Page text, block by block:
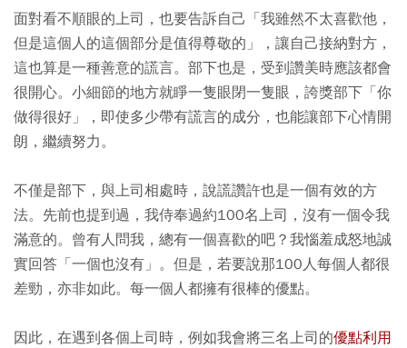
面對看不順眼的上司，也要告訴自己「我雖然不太喜歡他，
但是這個人的這個部分是值得尊敬的」，讓自己接納對方，
這也算是一種善意的謊言。部下也是，受到讚美時應該都會
很開心。小細節的地方就睜一隻眼閉一隻眼，誇獎部下「你
做得很好」，即使多少帶有謊言的成分，也能讓部下心情開
朗，繼續努力。
不僅是部下，與上司相處時，說謊讚許也是一個有效的方
法。先前也提到過，我侍奉過約100名上司，沒有一個令我
滿意的。曾有人問我，總有一個喜歡的吧？我惱羞成怒地誠
實回答「一個也沒有」。但是，若要說那100人每個人都很
差勁，亦非如此。每一個人都擁有很棒的優點。
因此，在遇到各個上司時，例如我會將三名上司的優點利用